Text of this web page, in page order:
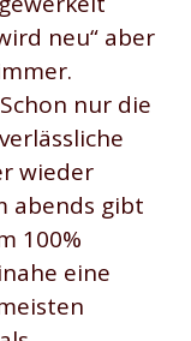
neu“ aber
nur die
wieder
abends gibt
100%
eine